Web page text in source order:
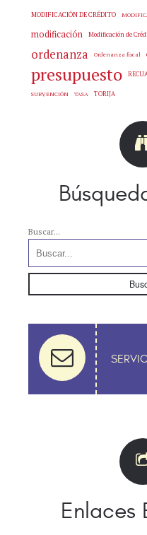
MODIFICACIÓN DE CRÉDITO
modificación Modificación de
ordenanza Ordenanza fiscal
presupuesto
SUBVENCIÓN TASA TORIJA
Buscar...
Enlaces